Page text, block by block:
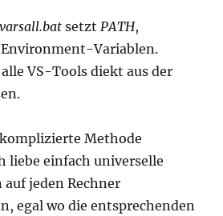
setztPATH,
Environment-Variablen.
VS-Tools diekt aus der
Methode
liebe einfach universelle
auf jeden Rechner
egal wo die entsprechenden